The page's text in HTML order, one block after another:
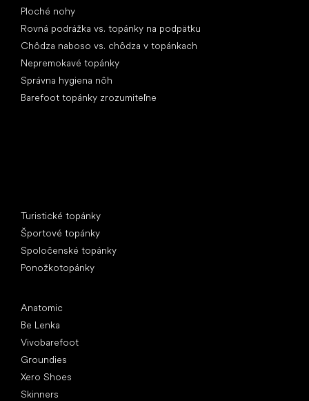
Ploché nohy
Rovná podrážka vs. topánky na podpätku
Chôdza naboso vs. chôdza v topánkach
Nepremokavé topánky
Správna hygiena nôh
Barefoot topánky zrozumiteľne
Turistické topánky
Športové topánky
Spoločenské topánky
Ponožkotopánky
Anatomic
Be Lenka
Vivobarefoot
Groundies
Xero Shoes
Skinners